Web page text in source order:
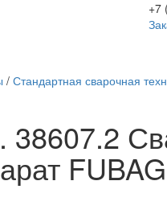
+7
/ Стандартная сварочная
38607.2